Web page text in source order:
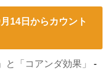
14日からカウント
「コアンダ効果」
-